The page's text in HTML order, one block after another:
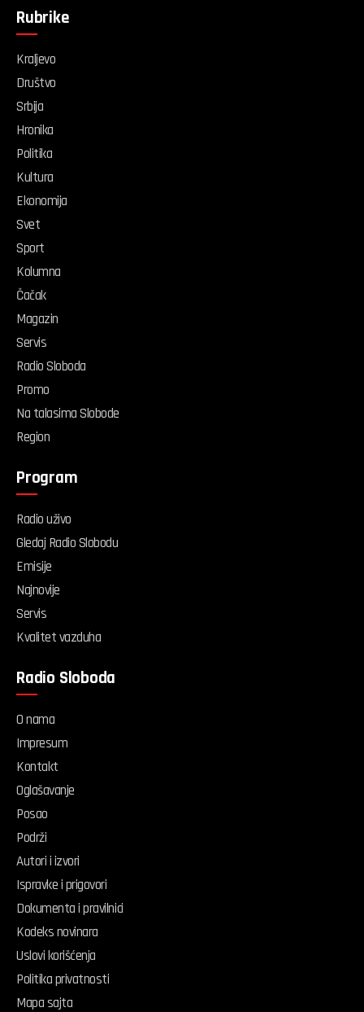
Rubrike
Kraljevo
Društvo
Srbija
Hronika
Politika
Kultura
Ekonomija
Svet
Sport
Kolumna
Čačak
Magazin
Servis
Radio Sloboda
Promo
Na talasima Slobode
Region
Program
Radio uživo
Gledaj Radio Slobodu
Emisije
Najnovije
Servis
Kvalitet vazduha
Radio Sloboda
O nama
Impresum
Kontakt
Oglašavanje
Posao
Podrži
Autori i izvori
Ispravke i prigovori
Dokumenta i pravilnici
Kodeks novinara
Uslovi korišćenja
Politika privatnosti
Mapa sajta